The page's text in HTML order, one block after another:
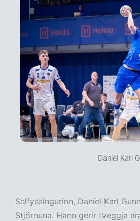
Daníel Karl
Selfyssingurinn, Daníel Karl
Stjörnuna. Hann gerir tveggja